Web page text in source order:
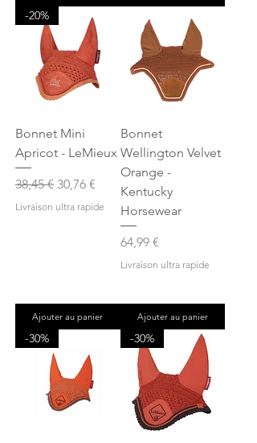
-20%
Bonnet Mini
Apricot - LeMieux
Prix original
38,45 € Prix promotionnel
30,76 €
Livraison ultra rapide
Ajouter au panier
Bonnet
Wellington Velvet
Orange -
Kentucky
Horsewear
Prix
64,99 €
Livraison ultra rapide
Ajouter au panier
-30% -30%